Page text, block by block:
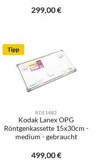
Regulärer Preis:
299,00 €
Tipp
RD11482
Kodak Lanex OPG
Röntgenkassette 15x30cm -
medium - gebraucht
Regulärer Preis:
499,00 €